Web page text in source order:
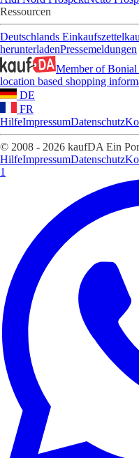
Ressourcen
Deutschlands Einkaufszettel
herunterladenPressemeldungen
Member of
location based shopping
DE
FR
HilfeImpressumDatenschutz
© 2008 - 2026 kaufDA Ein
HilfeImpressumDatenschutz
1